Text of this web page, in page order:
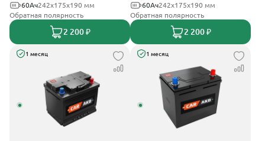
242х175х190 мм
60Ач
Обратная полярность
2 200 ₽
242х175х190 мм
60Ач
Обратная полярность
2 200 ₽
1 месяц 1 месяц